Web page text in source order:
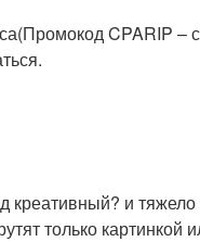
CPARIP –
и тяжело
только картинкой